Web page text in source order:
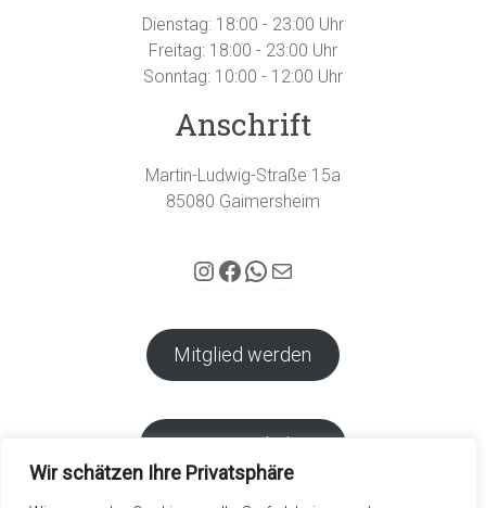
Wir schätzen Ihre Privatsphäre
Dienstag: 18:00 - 23:00 Uhr
Freitag: 18:00 - 23:00 Uhr
Sonntag: 10:00 - 12:00 Uhr
Anschrift
Martin-Ludwig-Straße 15a
85080 Gaimersheim
Hubertus Gaimersheim auf Instagram
Facebook
WhatsApp
E-Mail
Mitglied werden
Vereins-Webshop